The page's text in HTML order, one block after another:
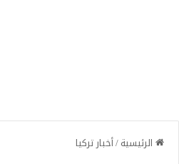
الرئيسية/أخبار تركيا